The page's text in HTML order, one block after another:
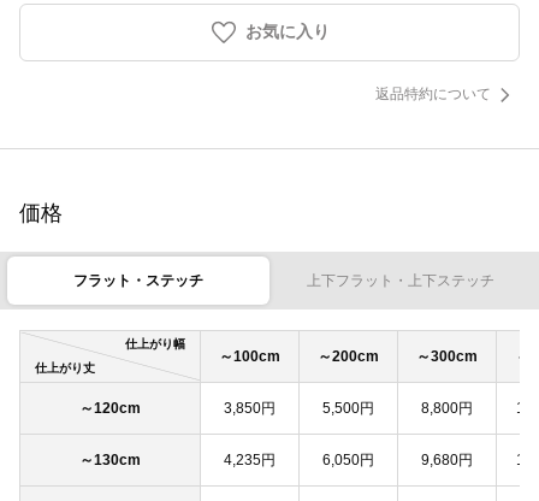
お気に入り
返品特約について
価格
フラット・ステッチ 上下フラット・上下ステッチ
仕上がり幅
仕上がり丈
～100cm ～200cm ～300cm ～
～120cm 3,850円 5,500円 8,800円
～130cm 4,235円 6,050円 9,680円